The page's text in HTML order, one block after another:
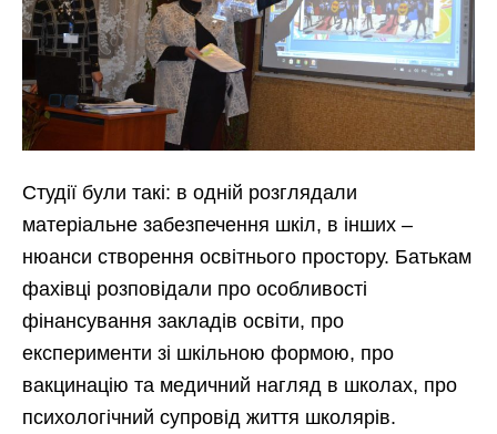
Студії були такі: в одній розглядали
матеріальне забезпечення шкіл, в інших –
нюанси створення освітнього простору. Батькам
фахівці розповідали про особливості
фінансування закладів освіти, про
експерименти зі шкільною формою, про
вакцинацію та медичний нагляд в школах, про
психологічний супровід життя школярів.